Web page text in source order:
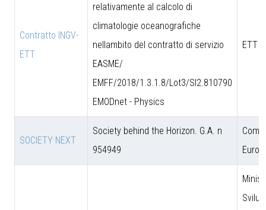
Contratto INGV-
ETT
relativamente al calcolo di
climatologie oceanografiche
nellambito del contratto di servizio
EASME/
EMFF/2018/1.3.1.8/Lot3/SI2.810790
EMODnet - Physics
ETT
SOCIETY NEXT
Society behind the Horizon. G.A. n
954949